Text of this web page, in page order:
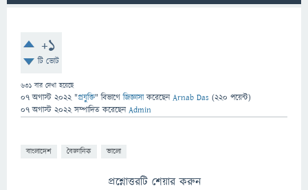
+1
টি ভোট
631 বার দেখা হয়েছে
07 অগাস্ট 2022 "প্রযুক্তি" বিভাগে জিজ্ঞাসাকরেছেনArnab Das (220 পয়েন্ট)
07 অগাস্ট 2022 সম্পাদিত করেছেনAdmin
বাংলাদেশ বৈজ্ঞানিক ভালো
প্রশ্নোত্তরটি শেয়ার করুন